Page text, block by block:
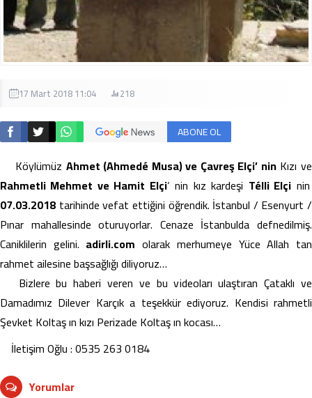
17 Mart 2018 11:04 218
ABONE OL
Köylümüz Ahmet (Ahmedé Musa) ve Çavreş Elçi’ ninKızı ve
Rahmetli Mehmet ve Hamit Elçi‘ nin kız kardeşi Télli Elçi nin
07.03.2018 tarihinde vefat ettiğini öğrendik. İstanbul / Esenyurt /
Pınar mahallesinde oturuyorlar. Cenaze İstanbulda defnedilmiş.
Caniklilerin gelini. adirli.com olarak merhumeye Yüce Allah tan
rahmet ailesine başsağlığı diliyoruz…
Bizlere bu haberi veren ve bu videoları ulaştıran Çataklı ve
Damadımız Dilever Karçık a teşekkür ediyoruz. Kendisi rahmetli
Şevket Koltaş ın kızı Perizade Koltaş ın kocası…
İletişim Oğlu : 0535 263 0184
Yorumlar